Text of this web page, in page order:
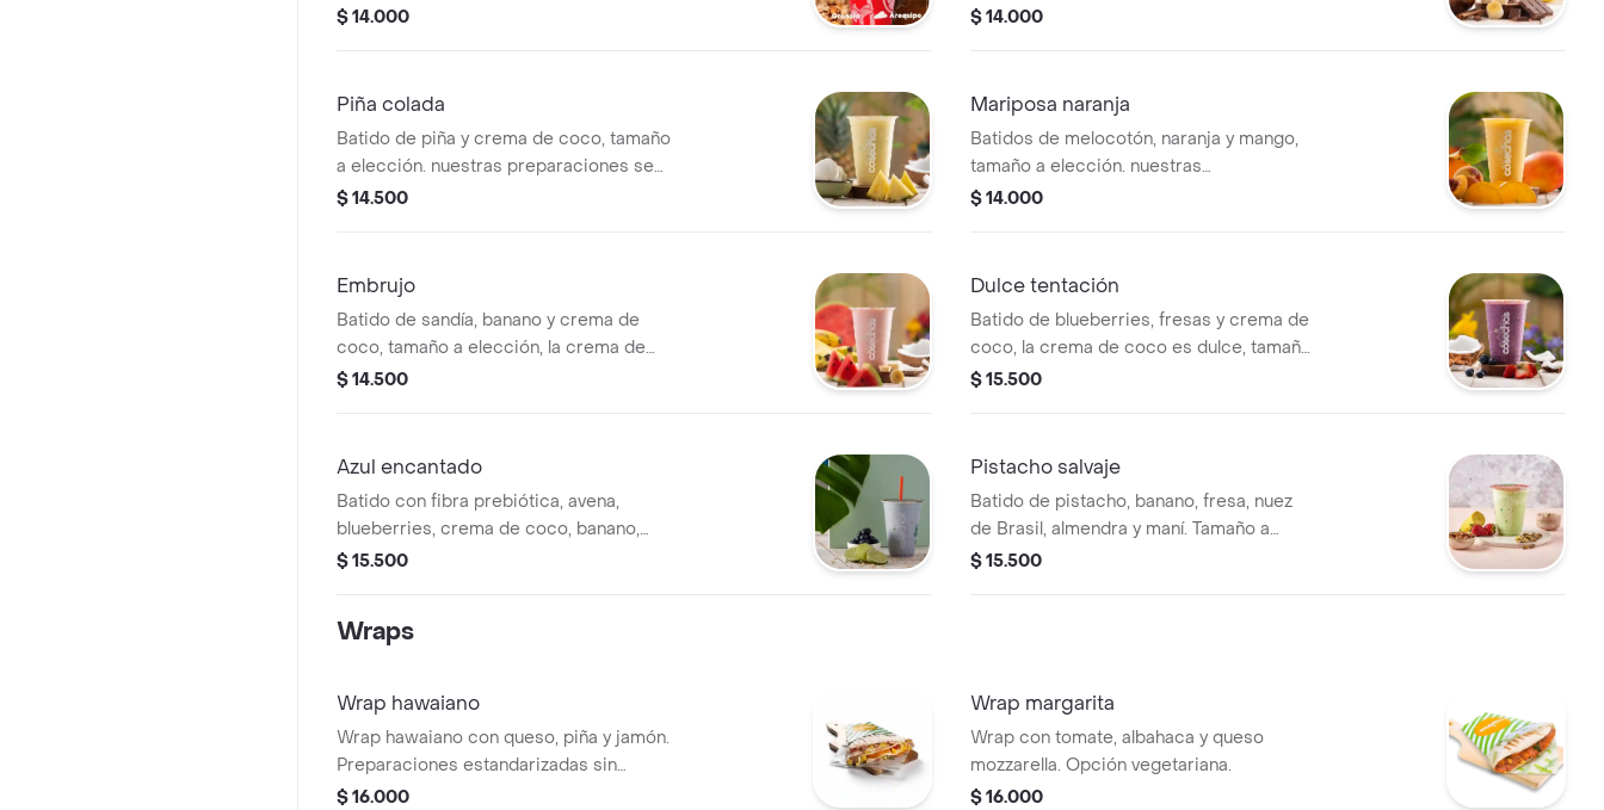
nuestras preparaciones se encuentran
ingredientes.
$ 14.000
elección. nuestras preparaciones se
los ingredientes.
$ 14.000
Piña colada
Batido de piña y crema de coco, tamaño
a elección. nuestras preparaciones se
encuentran estandarizadas por lo tanto
$ 14.500
Mariposa naranja
Batidos de melocotón, naranja y mango,
tamaño a elección. nuestras
preparaciones se encuentran
ingredientes.
$ 14.000
Embrujo
Batido de sandía, banano y crema de
coco, tamaño a elección, la crema de
coco es dulce. nuestras preparaciones
realizar modificaciones en los
$ 14.500
Dulce tentación
Batido de blueberries, fresas y crema de
coco, la crema de coco es dulce, tamaño
a elección. nuestras preparaciones se
los ingredientes.
$ 15.500
Azul encantado
Batido con fibra prebiótica, avena,
blueberries, crema de coco, banano,
mora y limón. nuestras preparaciones se
los ingredientes.
$ 15.500
Pistacho salvaje
Batido de pistacho, banano, fresa, nuez
de Brasil, almendra y maní. Tamaño a
elección.
$ 15.500
Wraps
Wrap hawaiano
Wrap hawaiano con queso, piña y jamón.
Preparaciones estandarizadas sin
modificaciones.
$ 16.000
Wrap margarita
Wrap con tomate, albahaca y queso
mozzarella. Opción vegetariana.
$ 16.000